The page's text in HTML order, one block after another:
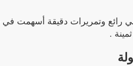
بأداء هجومي رائع وتمريرات دقيقة أسهمت